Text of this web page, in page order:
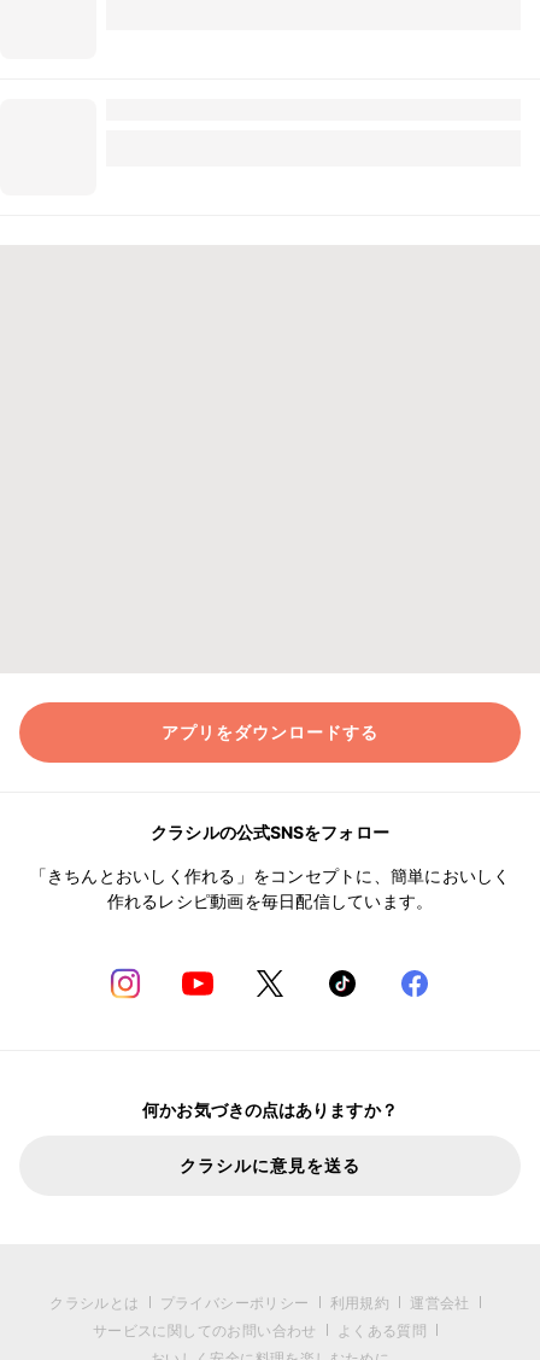
アプリをダウンロードする
クラシルの公式SNSをフォロー
「きちんとおいしく作れる」をコンセプトに、簡単においしく
作れるレシピ動画を毎日配信しています。
何かお気づきの点はありますか？
クラシルに意見を送る
クラシルとは プライバシーポリシー 利用規約
運営会社
サービスに関してのお問い合わせ
よくある質問